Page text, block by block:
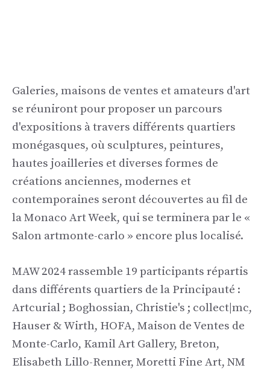
Galeries, maisons de ventes et amateurs d'art
se réuniront pour proposer un parcours
d'expositions à travers différents quartiers
monégasques, où sculptures, peintures,
hautes joailleries et diverses formes de
créations anciennes, modernes et
contemporaines seront découvertes au fil de
la Monaco Art Week, qui se terminera par le «
Salon artmonte-carlo » encore plus localisé.
MAW 2024 rassemble 19 participants répartis
dans différents quartiers de la Principauté :
Artcurial ; Boghossian, Christie's ; collect|mc,
Hauser & Wirth, HOFA, Maison de Ventes de
Monte-Carlo, Kamil Art Gallery, Breton,
Elisabeth Lillo-Renner, Moretti Fine Art, NM